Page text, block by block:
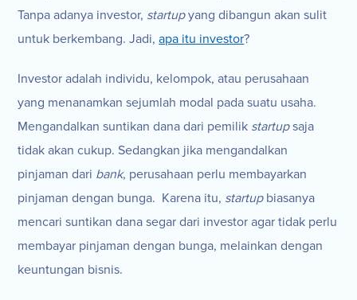
Tanpa adanya investor, startupyang dibangun akan sulit
untuk berkembang. Jadi,apa itu investor?
Investor adalah individu, kelompok, atau perusahaan
yang menanamkan sejumlah modal pada suatu usaha.
Mengandalkan suntikan dana dari pemilik startupsaja
tidak akan cukup. Sedangkan jika mengandalkan
pinjaman dari bank, perusahaan perlu membayarkan
pinjaman dengan bunga. Karena itu, startupbiasanya
mencari suntikan dana segar dari investor agar tidak perlu
membayar pinjaman dengan bunga, melainkan dengan
keuntungan bisnis.